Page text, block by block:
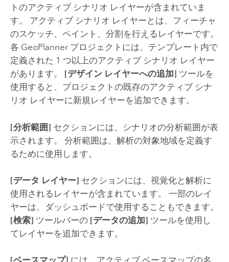
トのアクティブ シナリオ レイヤーが含まれていま
す。 アクティブ シナリオ レイヤーとは、フィーチャ
のスケッチ、ペイント、分割を行えるレイヤーです。
各 GeoPlannerプロジェクトには、テンプレート内で
定義された 1 つ以上のアクティブ シナリオ レイヤー
があります。 [デザイン レイヤーへの追加] ツールを
使用すると、プロジェクトの既存のアクティブ シナ
リオ レイヤーに新規レイヤーを追加できます。
[分析範囲] セクションには、シナリオの分析範囲が表
示されます。 分析範囲は、解析の対象地域を定義す
るために使用します。
[データ レイヤー] セクションには、視覚化と解析に
使用されるレイヤーが含まれています。 一部のレイ
ヤーは、ダッシュボードで使用することもできます。
[検索] ツールバーの [データの追加] ツールを使用し
てレイヤーを追加できます。